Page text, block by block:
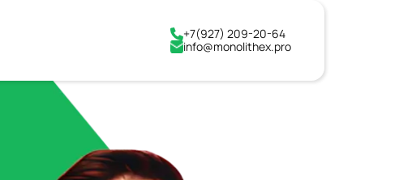
+7(927) 209-20-64
info@monolithex.pro